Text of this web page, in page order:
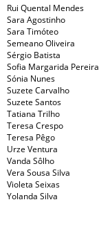
Rui Quental Mendes
Sara Agostinho
Sara Timóteo
Semeano Oliveira
Sérgio Batista
Sofia Margarida Pereira
Sónia Nunes
Suzete Carvalho
Suzete Santos
Tatiana Trilho
Teresa Crespo
Teresa Pêgo
Urze Ventura
Vanda Sôlho
Vera Sousa Silva
Violeta Seixas
Yolanda Silva